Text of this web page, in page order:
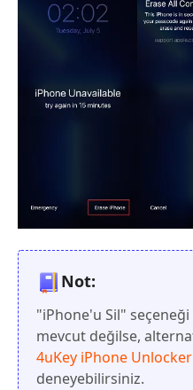
Not:
"iPhone'u Sil"
mevcut değilse,
4uKey iPhone Unlocker
deneyebilirsiniz.